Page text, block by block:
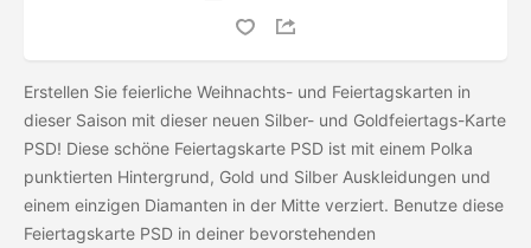
Erstellen Sie feierliche Weihnachts- und Feiertagskarten in
dieser Saison mit dieser neuen Silber- und Goldfeiertags-Karte
PSD! Diese schöne Feiertagskarte PSD ist mit einem Polka
punktierten Hintergrund, Gold und Silber Auskleidungen und
einem einzigen Diamanten in der Mitte verziert. Benutze diese
Feiertagskarte PSD in deiner bevorstehenden